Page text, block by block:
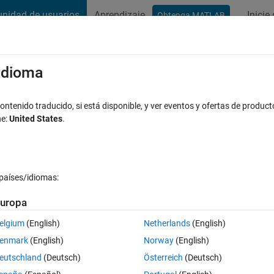
de usuarios Aprendizaje Obtenga MATLAB Inicie
I want to store all in  value in 1 variable (4x4) but values are change
traducido, si está disponible, y ver eventos y ofertas de
United States.
idiomas:
(English)
(English)
(Deutsch)
Netherlands(English)
Norway(English)
Österreich (Deutsch)